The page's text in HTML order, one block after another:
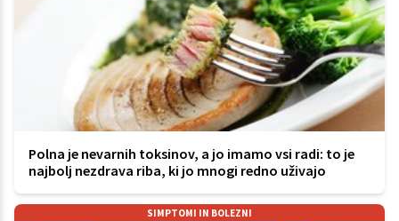
Polna je nevarnih toksinov, a jo imamo vsi radi: to je
najbolj nezdrava riba, ki jo mnogi redno uživajo
SIMPTOMI IN BOLEZNI